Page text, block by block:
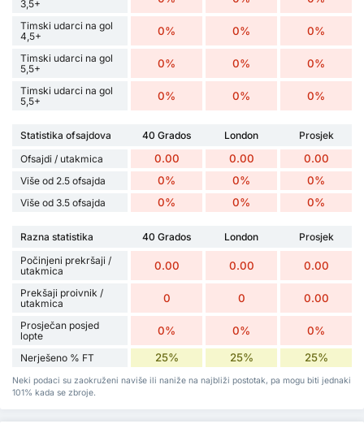
3,5+
Timski udarci na gol
4,5+
0% 0% 0%
Timski udarci na gol
5,5+
0% 0% 0%
Timski udarci na gol
5,5+
0% 0% 0%
Statistika ofsajdova 40 Grados London
Prosjek
Ofsajdi / utakmica
0.00 0.00 0.00
Više od 2.5 ofsajda 0% 0% 0%
Više od 3.5 ofsajda 0% 0% 0%
Razna statistika 40 Grados London
Prosjek
Počinjeni prekršaji /
utakmica
0.00 0.00 0.00
Prekšaji proivnik /
utakmica
0 0 0.00
Prosječan posjed
lopte
0% 0% 0%
Nerješeno % FT 25% 25% 25%
Neki podaci su zaokruženi naviše ili naniže na najbliži postotak, pa mogu biti jednaki
101% kada se zbroje.